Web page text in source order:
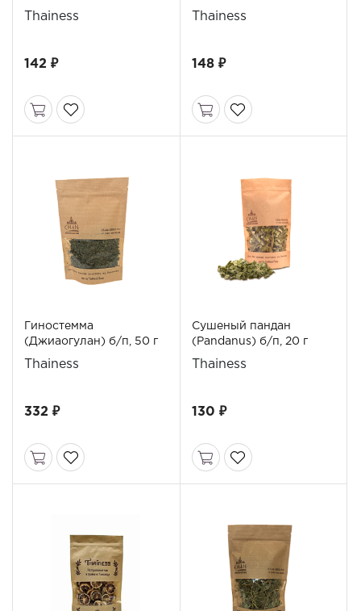
Thainess
142 ₽
Thainess
148 ₽
Гиностемма
(Джиаогулан) б/п, 50 г
Thainess
332 ₽
Сушеный пандан
(Pandanus) б/п, 20 г
Thainess
130 ₽